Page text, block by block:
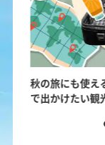
秋の旅にも使え
で出かけたい観